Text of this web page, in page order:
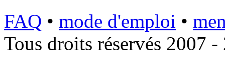
FAQ • mode d'emploi •
Tous droits réservés 2007 -